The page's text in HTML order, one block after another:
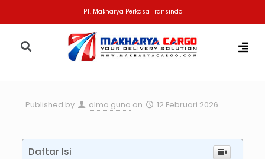
PT. Makharya Perkasa Transindo
Published by alma guna on 12 Februari 2026
Daftar Isi